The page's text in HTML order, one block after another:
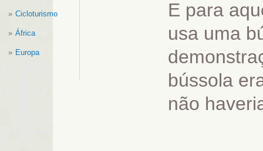
Cicloturismo
África
Europa
E para
usa uma
bússola
não